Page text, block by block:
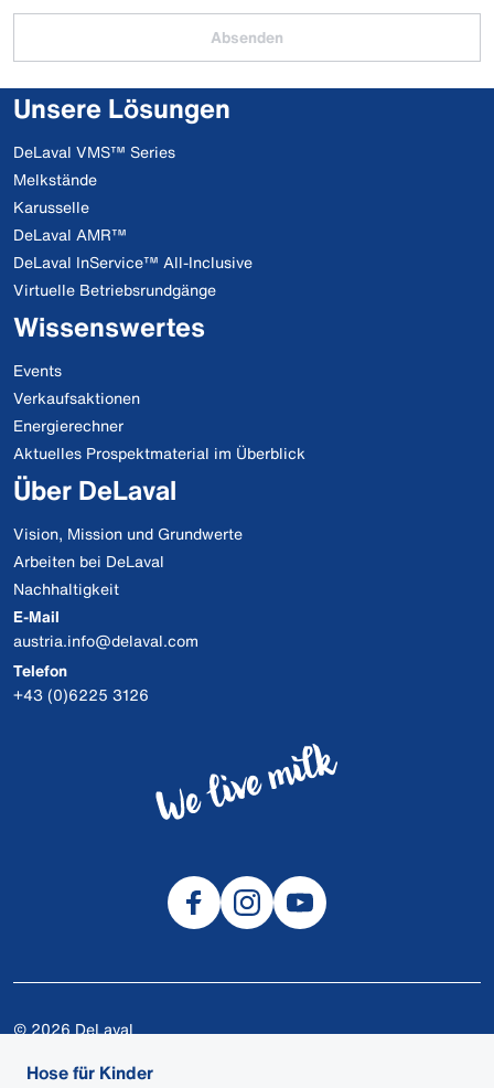
Hose für Kinder
Absenden
Unsere Lösungen
DeLaval VMS™ Series
Melkstände
Karusselle
DeLaval AMR™
DeLaval InService™ All-Inclusive
Virtuelle Betriebsrundgänge
Wissenswertes
Events
Verkaufsaktionen
Energierechner
Aktuelles Prospektmaterial im Überblick
Über DeLaval
Vision, Mission und Grundwerte
Arbeiten bei DeLaval
Nachhaltigkeit
E-Mail
austria.info@delaval.com
Telefon
+43 (0)6225 3126
© 2026 DeLaval